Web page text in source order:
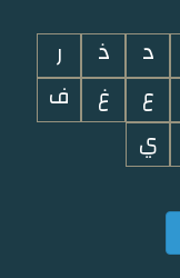
د ذ
ر
ع غ
ف
ي